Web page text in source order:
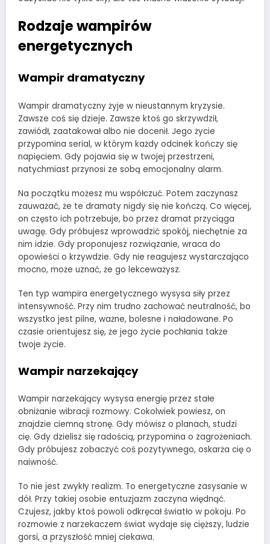
Rodzaje wampirów
energetycznych
Wampir dramatyczny
Wampir dramatyczny żyje w nieustannym kryzysie.
Zawsze coś się dzieje. Zawsze ktoś go skrzywdził,
zawiódł, zaatakował albo nie docenił. Jego życie
przypomina serial, w którym każdy odcinek kończy się
napięciem. Gdy pojawia się w twojej przestrzeni,
natychmiast przynosi ze sobą emocjonalny alarm.
Na początku możesz mu współczuć. Potem zaczynasz
zauważać, że te dramaty nigdy się nie kończą. Co więcej,
on często ich potrzebuje, bo przez dramat przyciąga
uwagę. Gdy próbujesz wprowadzić spokój, niechętnie za
nim idzie. Gdy proponujesz rozwiązanie, wraca do
opowieści o krzywdzie. Gdy nie reagujesz wystarczająco
mocno, może uznać, że go lekceważysz.
Ten typ wampira energetycznego wysysa siły przez
intensywność. Przy nim trudno zachować neutralność, bo
wszystko jest pilne, ważne, bolesne i naładowane. Po
czasie orientujesz się, że jego życie pochłania także
twoje życie.
Wampir narzekający
Wampir narzekający wysysa energię przez stałe
obniżanie wibracji rozmowy. Cokolwiek powiesz, on
znajdzie ciemną stronę. Gdy mówisz o planach, studzi
cię. Gdy dzielisz się radością, przypomina o zagrożeniach.
Gdy próbujesz zobaczyć coś pozytywnego, oskarża cię o
naiwność.
To nie jest zwykły realizm. To energetyczne zasysanie w
dół. Przy takiej osobie entuzjazm zaczyna więdnąć.
Czujesz, jakby ktoś powoli odkręcał światło w pokoju. Po
rozmowie z narzekaczem świat wydaje się cięższy, ludzie
gorsi, a przyszłość mniej ciekawa.